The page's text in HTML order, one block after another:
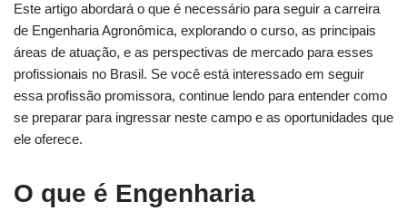
Este artigo abordará o que é necessário para seguir a carreira
de Engenharia Agronômica, explorando o curso, as principais
áreas de atuação, e as perspectivas de mercado para esses
profissionais no Brasil. Se você está interessado em seguir
essa profissão promissora, continue lendo para entender como
se preparar para ingressar neste campo e as oportunidades que
ele oferece.
O que é Engenharia